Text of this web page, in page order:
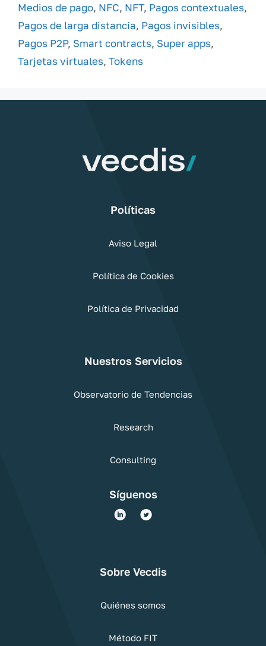
Medios de pago, NFC, NFT, Pagos contextuales,
Pagos de larga distancia, Pagos invisibles,
Pagos P2P, Smart contracts, Super apps,
Tarjetas virtuales, Tokens
Políticas
Aviso Legal
Política de Cookies
Política de Privacidad
Nuestros Servicios
Observatorio de Tendencias
Research
Consulting
Síguenos
Sobre Vecdis
Quiénes somos
Método FIT